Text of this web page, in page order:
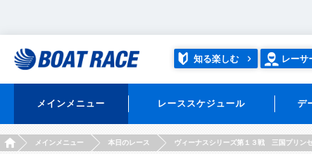
知る楽しむ レーサ
メインメニュー レーススケジュール デ
HOMEメインメニュー 本日のレース ヴィーナスシリーズ第１３戦 三国プリン